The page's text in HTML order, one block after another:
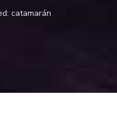
catamarán